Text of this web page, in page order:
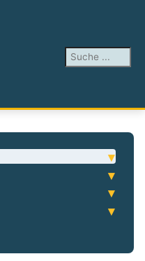
Suchen ...